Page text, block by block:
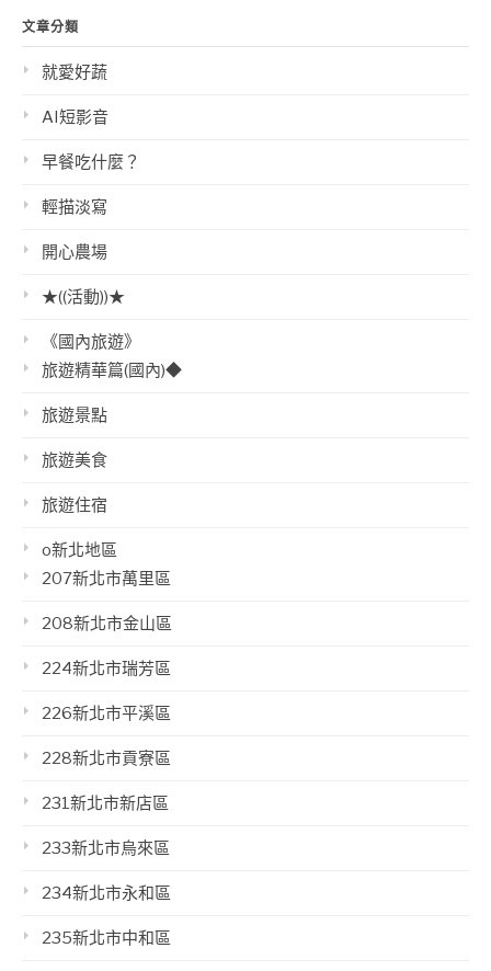
文章分類
就愛好蔬
AI短影音
早餐吃什麼？
輕描淡寫
開心農場
★((活動))★
《國內旅遊》
旅遊精華篇(國內)◆
旅遊景點
旅遊美食
旅遊住宿
o新北地區
207新北市萬里區
208新北市金山區
224新北市瑞芳區
226新北市平溪區
228新北市貢寮區
231新北市新店區
233新北市烏來區
234新北市永和區
235新北市中和區